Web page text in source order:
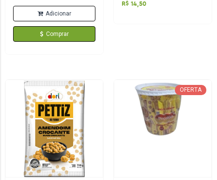
Adicionar
Comprar
R$ 14,50
OFERTA